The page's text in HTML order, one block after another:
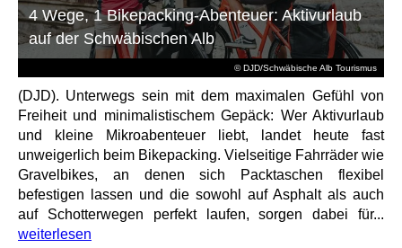
© DJD/Schwäbische Alb Tourismus
4 Wege, 1 Bikepacking-Abenteuer: Aktivurlaub
auf der Schwäbischen Alb
(DJD). Unterwegs sein mit dem maximalen Gefühl von
Freiheit und minimalistischem Gepäck: Wer Aktivurlaub
und kleine Mikroabenteuer liebt, landet heute fast
unweigerlich beim Bikepacking. Vielseitige Fahrräder wie
Gravelbikes, an denen sich Packtaschen flexibel
befestigen lassen und die sowohl auf Asphalt als auch
auf Schotterwegen perfekt laufen, sorgen dabei für...
weiterlesen